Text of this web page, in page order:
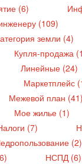
(6)
(109)
земли (4)
Купля-продажа
Линейные (24)
Маркетплейс
Межевой план (41)
Мое жилье (1)
(7)
(2)
НСПД (6)